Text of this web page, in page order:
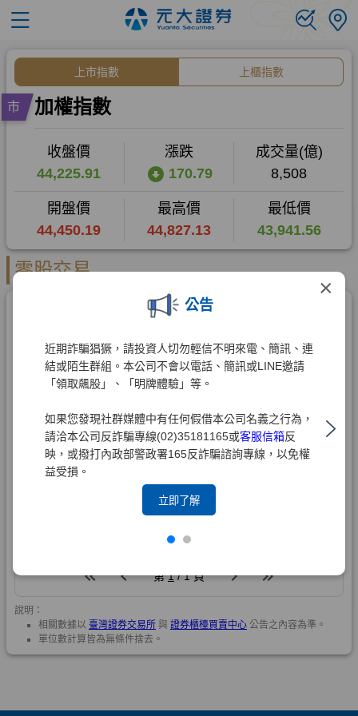
×
公告
近期詐騙猖獗，請投資人切勿輕信不明來電、簡訊、連
結或陌生群組。本公司不會以電話、簡訊或LINE邀請
「領取飆股」、「明牌體驗」等。
如果您發現社群媒體中有任何假借本公司名義之行為，
請洽本公司反詐騙專線(02)35181165或客服信箱反
映，或撥打內政部警政署165反詐騙諮詢專線，以免權
益受損。
立即了解